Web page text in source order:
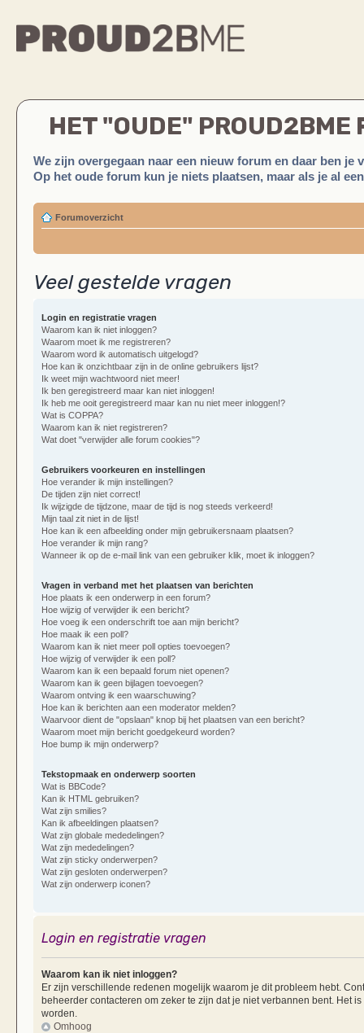
HET "OUDE" PROUD2BME
We zijn overgegaan naar een nieuw forum en daar ben je
Op het oude forum kun je niets plaatsen, maar als je al
Forumoverzicht
Veel gestelde vragen
Login en registratie vragen
Waarom kan ik niet inloggen?
Waarom moet ik me registreren?
Waarom word ik automatisch uitgelogd?
Hoe kan ik onzichtbaar zijn in de online gebruikers lijst?
Ik weet mijn wachtwoord niet meer!
Ik ben geregistreerd maar kan niet inloggen!
Ik heb me ooit geregistreerd maar kan nu niet meer inloggen!?
Wat is COPPA?
Waarom kan ik niet registreren?
Wat doet "verwijder alle forum cookies"?
Gebruikers voorkeuren en instellingen
Hoe verander ik mijn instellingen?
De tijden zijn niet correct!
Ik wijzigde de tijdzone, maar de tijd is nog steeds verkeerd!
Mijn taal zit niet in de lijst!
Hoe kan ik een afbeelding onder mijn gebruikersnaam plaatsen?
Hoe verander ik mijn rang?
Wanneer ik op de e-mail link van een gebruiker klik, moet ik inloggen?
Vragen in verband met het plaatsen van berichten
Hoe plaats ik een onderwerp in een forum?
Hoe wijzig of verwijder ik een bericht?
Hoe voeg ik een onderschrift toe aan mijn bericht?
Hoe maak ik een poll?
Waarom kan ik niet meer poll opties toevoegen?
Hoe wijzig of verwijder ik een poll?
Waarom kan ik een bepaald forum niet openen?
Waarom kan ik geen bijlagen toevoegen?
Waarom ontving ik een waarschuwing?
Hoe kan ik berichten aan een moderator melden?
Waarvoor dient de "opslaan" knop bij het plaatsen van een bericht?
Waarom moet mijn bericht goedgekeurd worden?
Hoe bump ik mijn onderwerp?
Tekstopmaak en onderwerp soorten
Wat is BBCode?
Kan ik HTML gebruiken?
Wat zijn smilies?
Kan ik afbeeldingen plaatsen?
Wat zijn globale mededelingen?
Wat zijn mededelingen?
Wat zijn sticky onderwerpen?
Wat zijn gesloten onderwerpen?
Wat zijn onderwerp iconen?
Login en registratie vragen
Waarom kan ik niet inloggen?
Er zijn verschillende redenen mogelijk waarom je dit probleem hebt.
beheerder contacteren om zeker te zijn dat je niet verbannen bent. Het
worden.
Omhoog